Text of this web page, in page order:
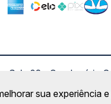
Sala 02 - Condomínio
sua